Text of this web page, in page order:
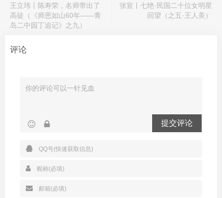
王立玮丨陈寿荣，名师带出了
高徒（《师恩如山60年——青
岛二中园丁追记》之九）
张宣丨七绝·民国二十位女明星
回望（之五·王人美）
评论
提交评论